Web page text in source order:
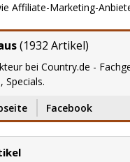
Affiliate-Marketing-
(1932 Artikel)
bei Country.de -
Specials.
Facebook